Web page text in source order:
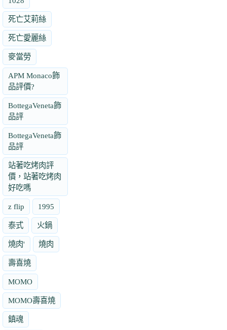
死亡艾莉絲
死亡愛麗絲
麥當勞
APM Monaco飾
品評價?
BottegaVeneta飾
品評
BottegaVeneta飾
品評
站著吃烤肉評
價，站著吃烤肉
好吃嗎
z flip 1995
泰式 火鍋
燒肉' 燒肉
壽喜燒
MOMO
MOMO壽喜燒
鎮魂